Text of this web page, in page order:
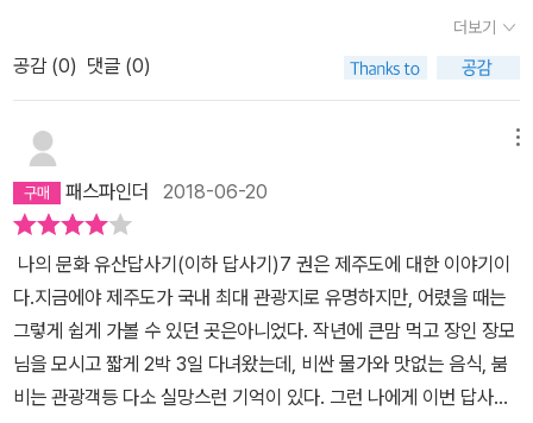
가보고서야 ‘해녀’가 무엇인지 알게 되었다. ‘해녀’라는 직업이 일본과
엇인지 아이들에게 설명해 주었다. 아이들은 그 뒤, 바다에서 일 하고
있는 해녀들을 볼 때마다 ‘해녀 아줌마다’하고 알은 체 한다. 그리고
숨비소리도 알은 체하고. 제주의 상징이자 자랑스러운 해녀들이 사라
지지 않았으면 좋겠다. 2) 일도 이도 삼도동의 의미를 알다제주시에
있는 일도동 이도동 삼도동이 시조 전설과 관련이 있을 줄이야.삼성
혈에서 나온 세 사람은 활을 쏘아 각자 살 곳을 정했는데 그것이 바로
일도(一徒), 이도(二徒), 삼도(三徒)동이라는 것이다. 삼성혈이 있
는 곳은 이도1동이고.이런 사실을 알고 나서는 지명도 새로워 보였다.
제주도 행정 이름 자체가 민속학적 연구의 대상인 것이다. 동네 이름
을 해본다. 그래서인지 책을 읽으면서 어디가 경치가 좋으니 꼭 가봐
야지 하는 생각이 들기 전에 제주도 사람들에게 트라우마처럼 각인된
만 솟아난 위령탑보다 길가의 너븐숭이 애기무덤이 더 가슴사무치게
아프고 한국전쟁 발발로 죽은 사계리의 '백조일손지묘'의 희생자들의
커다란 하나의 무덤에 더 위령하고싶은 것을 보면 하늘 높이 지은 탑
일수록 위령이 되는데 아니라는 생각이 든다. 마치 내가 잠시 스쳐간
며칠은 제주의 겉으로 웃는 모습이었다면 이번에는 제주의 감춰진 아
픈 속살을 보는 느낌이었다고나 할까? 몰랐던 그들의 역사와 숨겨진
이야기, 그리고 삶의 냄새가 풀풀 나는 해녀들의 변천사까지 담았으
니 분명 제주 겉핥기가 아닌 느낌이다. 아직 오르지 못했지만 나와 이
각종 에피소드들은 무대 뒷편을 엿보는 관음적인 재미도 준다. 다음
에 제주도를 간다면 이 책에 소개된 곳들을 찾아다닐 것 같다. 아는
만큼 보인다고 즐거운 탐색이 되리라 기대한다. 제주도 여행을 준비
하는 사람에게는 필독하라고 권하고 싶음.
더보기
공감 (0) 댓글 (0)
패스파인더 2018-06-20
나의 문화 유산답사기(이하 답사기)7 권은 제주도에 대한 이야기이
다.지금에야 제주도가 국내 최대 관광지로 유명하지만, 어렸을 때는
그렇게 쉽게 가볼 수 있던 곳은아니었다. 작년에 큰맘 먹고 장인 장모
님을 모시고 짧게 2박 3일 다녀왔는데, 비싼 물가와 맛없는 음식, 붐
비는 관광객등 다소 실망스런 기억이 있다. 그런 나에게 이번 답사기